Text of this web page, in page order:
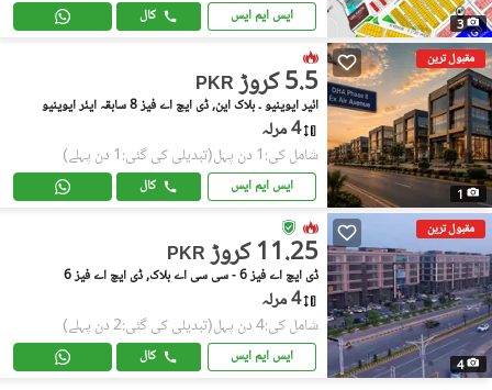
3 ایس ایم ایس کال
مقبول ترین
1
PKR 5.5 کروڑ
ائیر ایوینیو ۔ بلاک این, ڈی ایچ اے فیز 8 سابقہ ایئر ایوینیو
4 مرلہ
شامل کی:1 دن پہل (تبدیلی کی گئی:1 دن پہلے)
ایس ایم ایس کال
مقبول ترین
4
PKR 11.25 کروڑ
ڈی ایچ اے فیز 6 - سی سی اے بلاک, ڈی ایچ اے فیز 6
4 مرلہ
شامل کی:4 دن پہل (تبدیلی کی گئی:2 دن پہلے)
ایس ایم ایس کال